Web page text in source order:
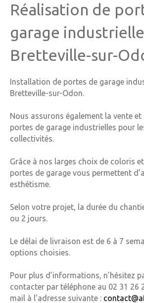
Réalisation de
garage
Bretteville-sur-
Installation de portes de garage
Bretteville-sur-Odon.
Nous assurons également la vente
portes de garage industrielles pour
collectivités.
Grâce à nos larges choix de coloris
portes de garage vous permettent
esthétisme.
Selon votre projet, la durée du
ou 2 jours.
Le délai de livraison est de 6 à 7
options choisies.
Pour plus d’informations, n’hésitez
contacter par téléphone au 02 31 26
mail à l’adresse suivante :